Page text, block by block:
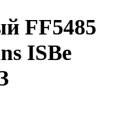
FF5485
ISBe